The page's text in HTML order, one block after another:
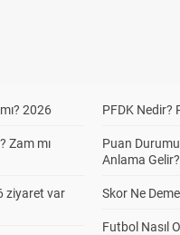
2026
Zam mı
ziyaret var
PFDK Nedir?
Puan
Anlama Gelir?
Skor Ne
Futbol Nasıl